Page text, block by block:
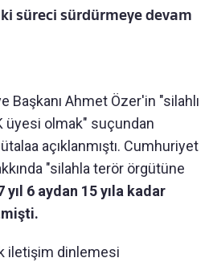
süreci sürdürmeye devam
Başkanı Ahmet Özer'in "silahlı
üyesi olmak" suçundan
açıklanmıştı. Cumhuriyet
"silahla terör örgütüne
yıl 6 aydan 15 yıla kadar
iletişim dinlemesi